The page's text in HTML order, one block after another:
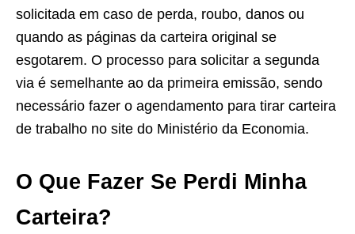
solicitada em caso de perda, roubo, danos ou
quando as páginas da carteira original se
esgotarem. O processo para solicitar a segunda
via é semelhante ao da primeira emissão, sendo
necessário fazer o agendamento para tirar carteira
de trabalho no site do Ministério da Economia.
O Que Fazer Se Perdi Minha
Carteira?